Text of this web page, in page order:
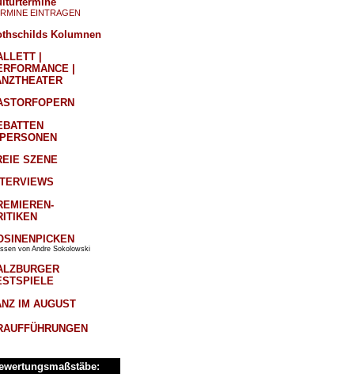
EINTRAGEN
Kolumnen
|
|
SZENE
von Andre Sokolowski
IM AUGUST